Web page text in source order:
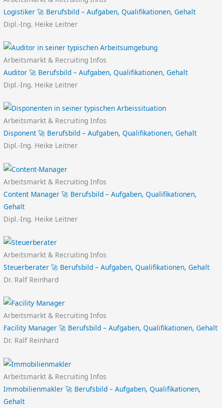
Logistiker 🚀 Berufsbild – Aufgaben, Qualifikationen, Gehalt
Dipl.-Ing. Heike Leitner
Arbeitsmarkt & Recruiting Infos
Auditor 🚀 Berufsbild – Aufgaben, Qualifikationen, Gehalt
Dipl.-Ing. Heike Leitner
Arbeitsmarkt & Recruiting Infos
Disponent 🚀 Berufsbild – Aufgaben, Qualifikationen, Gehalt
Dipl.-Ing. Heike Leitner
Arbeitsmarkt & Recruiting Infos
Content Manager 🚀 Berufsbild – Aufgaben, Qualifikationen,
Gehalt
Dipl.-Ing. Heike Leitner
Arbeitsmarkt & Recruiting Infos
Steuerberater 🚀 Berufsbild – Aufgaben, Qualifikationen, Gehalt
Dr. Ralf Reinhard
Arbeitsmarkt & Recruiting Infos
Facility Manager 🚀 Berufsbild – Aufgaben, Qualifikationen, Gehalt
Dr. Ralf Reinhard
Arbeitsmarkt & Recruiting Infos
Immobilienmakler 🚀 Berufsbild – Aufgaben, Qualifikationen,
Gehalt